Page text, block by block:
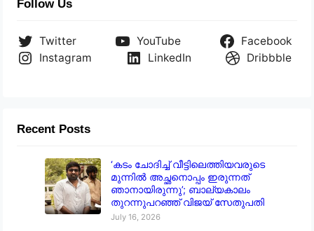
Follow Us
Twitter YouTube
Facebook
Instagram
LinkedIn Dribbble
Recent Posts
‘കടം ചോദിച്ച് വീട്ടിലെത്തിയവരുടെ
മുന്നിൽ അച്ഛനൊപ്പം ഇരുന്നത്
ഞാനായിരുന്നു’; ബാല്യകാലം
തുറന്നുപറഞ്ഞ് വിജയ് സേതുപതി
July 16, 2026